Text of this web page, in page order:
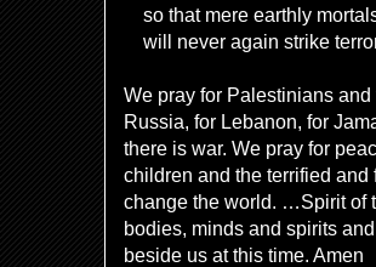
so that mere earthly
will never again strike
We pray for Palestinians
Russia, for Lebanon, for
there is war. We pray for
children and the terrified
change the world. …Spirit of
bodies, minds and spirits
beside us at this time. Amen